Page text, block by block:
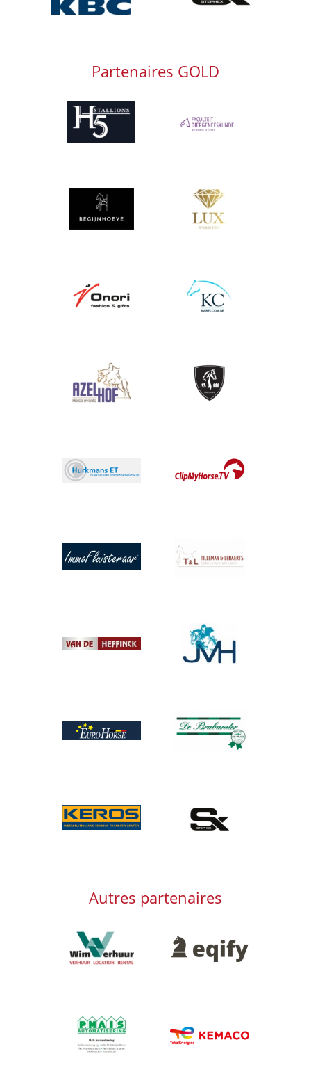
Partenaires GOLD
Afbeelding Afbeelding
Afbeelding Afbeelding
Afbeelding Afbeelding
Afbeelding Afbeelding
Afbeelding
Afbeelding Afbeelding
Afbeelding
Afbeelding
Afbeelding
Afbeelding
Afbeelding
Afbeelding
Autres partenaires
Afbeelding Afbeelding
Afbeelding
Afbeelding